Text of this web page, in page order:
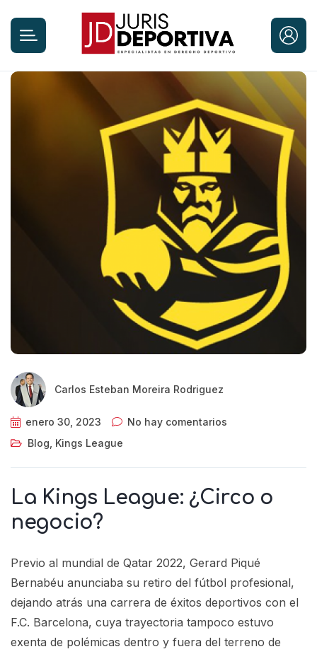
Carlos Esteban Moreira Rodriguez
enero 30, 2023
No hay comentarios
Blog Kings League
La Kings League: ¿Circo o
negocio?
Previo al mundial de Qatar 2022, Gerard Piqué
Bernabéu anunciaba su retiro del fútbol profesional,
dejando atrás una carrera de éxitos deportivos con el
F.C. Barcelona, cuya trayectoria tampoco estuvo
exenta de polémicas dentro y fuera del terreno de